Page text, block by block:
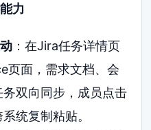
力
：在Jira任务详情页
页面，需求文档、会
双向同步，成员点击
统复制粘贴。